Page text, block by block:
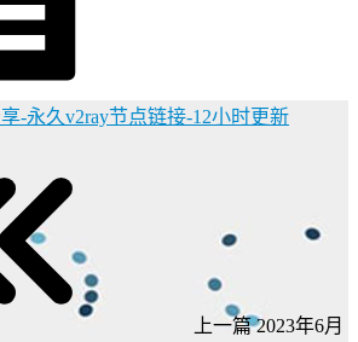
-永久v2ray节点链接-12小时更新
上一篇 2023年6月